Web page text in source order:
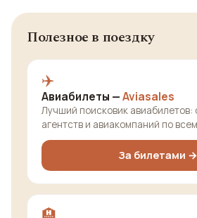
Полезное в поездку
✈️
Авиабилеты —Aviasales
Лучший поисковик авиабилетов:
агентств и авиакомпаний по
За билетами →